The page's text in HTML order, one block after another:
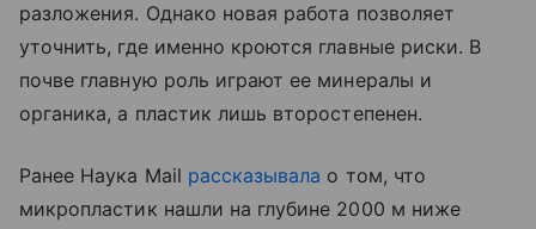
разложения. Однако новая работа позволяет
уточнить, где именно кроются главные риски. В
почве главную роль играют ее минералы и
органика, а пластик лишь второстепенен.
Ранее Наука Mail рассказывала о том, что
микропластик нашли на глубине 2000 м ниже